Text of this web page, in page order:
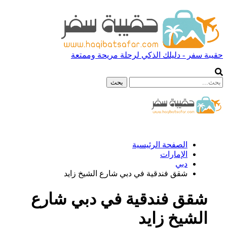
حقيبة سفر - دليلك الذكي لرحلة مريحة وممتعة
الصفحة الرئيسية
الإمارات
دبي
شقق فندقية في دبي شارع الشيخ زايد
شقق فندقية في دبي شارع
الشيخ زايد